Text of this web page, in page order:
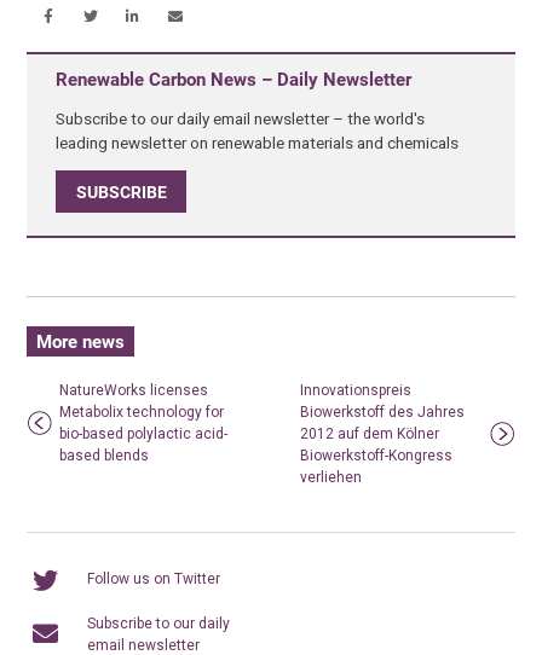
Renewable Carbon News – Daily Newsletter
Subscribe to our daily email newsletter – the world's
leading newsletter on renewable materials and chemicals
SUBSCRIBE
More news
NatureWorks licenses
Metabolix technology for
bio-based polylactic acid-
based blends
Innovationspreis
Biowerkstoff des Jahres
2012 auf dem Kölner
Biowerkstoff-Kongress
verliehen
Follow us on Twitter
Subscribe to our daily
email newsletter